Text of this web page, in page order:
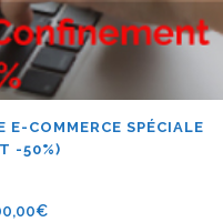
COMMERCE SPÉCIALE
-50%)
€